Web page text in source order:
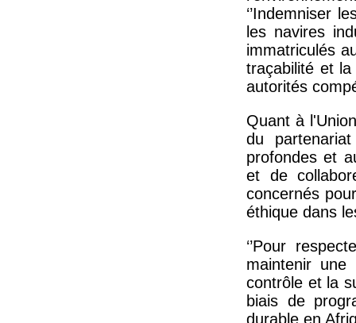
‘’Indemniser
les navires
immatriculés
traçabilité et
autorités
Quant à
du
profondes et
et de
concernés
éthique dans
‘’Pour
maintenir
contrôle et la
biais de
durable en